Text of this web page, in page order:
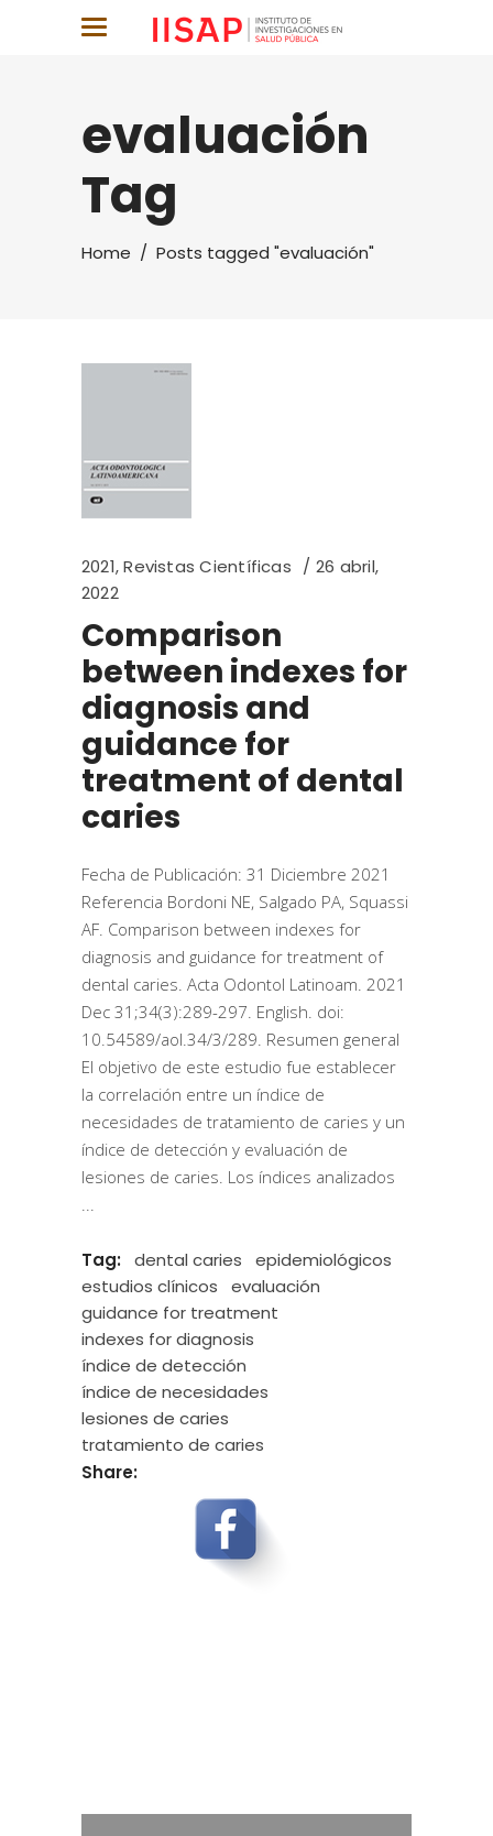
evaluación
Tag
Home / Posts tagged "evaluación"
2021,Revistas Científicas
26 abril,
2022
Comparison
between indexes for
diagnosis and
guidance for
treatment of dental
caries
Fecha de Publicación: 31 Diciembre 2021
Referencia Bordoni NE, Salgado PA, Squassi
AF. Comparison between indexes for
diagnosis and guidance for treatment of
dental caries. Acta Odontol Latinoam. 2021
Dec 31;34(3):289-297. English. doi:
10.54589/aol.34/3/289. Resumen general
El objetivo de este estudio fue establecer
la correlación entre un índice de
necesidades de tratamiento de caries y un
índice de detección y evaluación de
lesiones de caries. Los índices analizados
Tag: dental caries
epidemiológicos
estudios clínicos
evaluación
guidance for treatment
indexes for diagnosis
índice de detección
índice de necesidades
lesiones de caries
tratamiento de caries
Share: